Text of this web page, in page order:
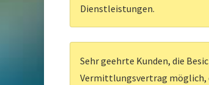
Dienstleistungen.
Sehr geehrte Kunden, die
Vermittlungsvertrag möglich,